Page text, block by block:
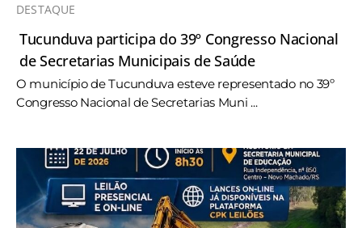
DESTAQUE
Tucunduva participa do 39º Congresso Nacional
de Secretarias Municipais de Saúde
O município de Tucunduva esteve representado no 39º
Congresso Nacional de Secretarias Muni ...